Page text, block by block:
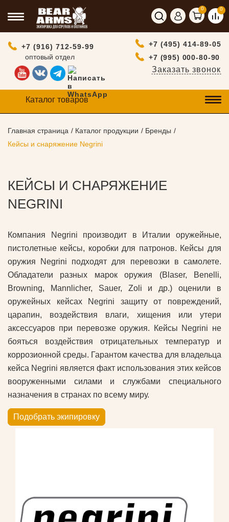
0 0
+7 (916) 712-59-99
оптовый отдел
+7 (495) 414-89-05
+7 (995) 000-80-90
Заказать звонок
Каталог товаров
Главная страница Каталог продукции
Бренды
Кейсы и снаряжение Negrini
КЕЙСЫ И СНАРЯЖЕНИЕ
NEGRINI
Компания Negrini производит в Италии оружейные,
пистолетные кейсы, коробки для патронов. Кейсы для
оружия Negrini подходят для перевозки в самолете.
Обладатели разных марок оружия (Blaser, Benelli,
Browning, Mannlicher, Sauer, Zoli и др.) оценили в
оружейных кейсах Negrini защиту от повреждений,
царапин, воздействия влаги, хищения или утери
аксессуаров при перевозке оружия. Кейсы Negrini не
бояться воздействия отрицательных температур и
коррозионной среды. Гарантом качества для владельца
кейса Negrini является факт использования этих кейсов
вооруженными силами и службами специального
назначения в странах по всему миру.
Подобрать экипировку